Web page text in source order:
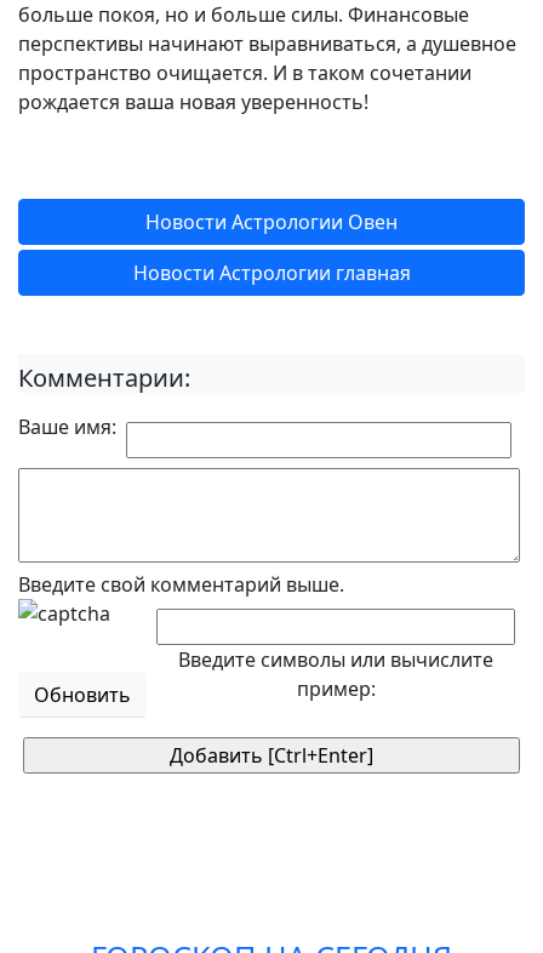
больше покоя, но и больше силы. Финансовые
перспективы начинают выравниваться, а душевное
пространство очищается. И в таком сочетании
рождается ваша новая уверенность!
Новости Астрологии Овен
Новости Астрологии главная
Комментарии:
Ваше имя:
Введите свой комментарий выше.
Обновить
Введите символы или вычислите
пример: